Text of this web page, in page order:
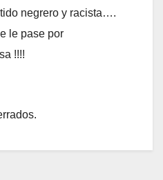
negrero y racista….
le pase por
!!!!